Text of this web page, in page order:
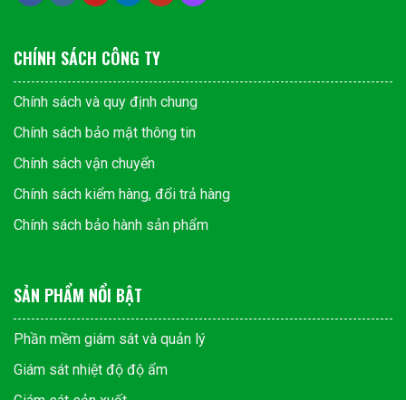
CHÍNH SÁCH CÔNG TY
Chính sách và quy định chung
Chính sách bảo mật thông tin
Chính sách vận chuyển
Chính sách kiểm hàng, đổi trả hàng
Chính sách bảo hành sản phẩm
SẢN PHẨM NỔI BẬT
Phần mềm giám sát và quản lý
Giám sát nhiệt độ độ ẩm